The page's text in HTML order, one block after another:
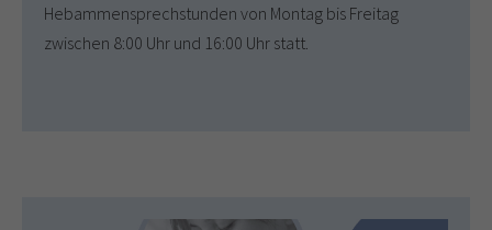
Hebammensprechstunden von Montag bis Freitag
zwischen 8:00 Uhr und 16:00 Uhr statt.